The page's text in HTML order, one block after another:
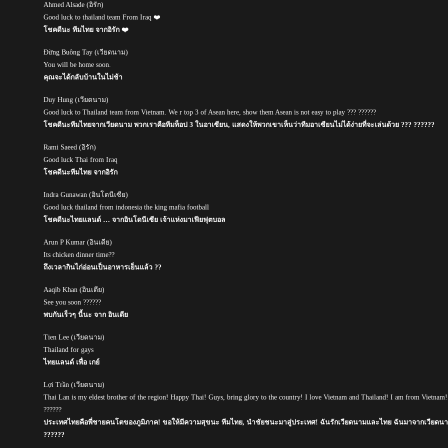
Ahmed Alsade (อิรัก)
Good luck to thailand team From Iraq ❤️
โชคดีนะ ทีมไทย จากอิรัก ❤️
Đừng Buông Tay (เวียดนาม)
You will be home soon.
คุณจะได้กลับบ้านในไม่ช้า
Duy Hung (เวียดนาม)
Good luck to Thailand team from Vietnam. We r top 3 of Asean here, show them Asean is not easy to play ??? ??????
โชคดีนะทีมไทยจากเวียดนาม พวกเราคือทีมท็อป 3 ในอาเซียน, แสดงให้พวกเขาเห็นว่าทีมอาเซียนไม่ได้ง่ายที่จะเล่นด้วย ??? ??????
Rami Saeed (อิรัก)
Good luck Thai from Iraq
โชคดีนะทีมไทย จากอิรัก
Indra Gunawan (อินโดนีเซีย)
Good luck thailand from indonesia the king mafia football
โชคดีนะไทยแลนด์ … จากอินโดนีเซีย เจ้าแห่งมาเฟียฟุตบอล
Arun P Kumar (อินเดีย)
Its chicken dinner time??
ถึงเวลากินไก่อ่อนเป็นอาหารเย็นแล้ว ??
Aaqib Khan (อินเดีย)
See you soon ??????
พบกันเร็วๆ นี้นะ จาก อินเดีย
Tien Lee (เวียดนาม)
Thailand for gays
ไทยแลนด์ เพื่อ เกย์
Lợi Trần (เวียดนาม)
Thai Lan is my eldest brother of the region! Happy Thai! Guys, bring glory to the country! I love Vietnam and Thailand! I am from Vietnam!
??????
ประเทศไทยคือพี่ชายคนโตของภูมิภาค! ขอให้มีความสุขนะ ทีมไทย, นำชัยชนะมาสู่ประเทศ! ฉันรักเวียดนามและไทย ฉันมาจากเวียดน
??????